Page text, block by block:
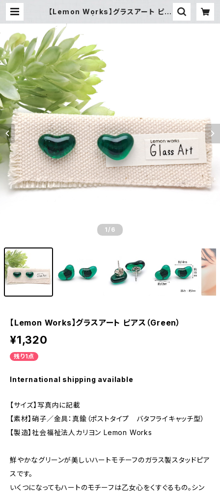
【Lemon Works】グラスアート ピア
1 /6
【Lemon Works】グラスアート ピアス（Green）
¥1,320
残り1点
International shipping available
【サイズ】写真内に記載
【素材】硝子／金具：真鍮（ポストタイプ バタフライキャッチ型）
【製造】社会福祉法人カリヨン Lemon Works
鮮やかなグリーンが美しいハートモチーフのガラス製スタッドピア
スです。
いくつになってもハートのモチーフは乙女心をくすぐるもの。シン